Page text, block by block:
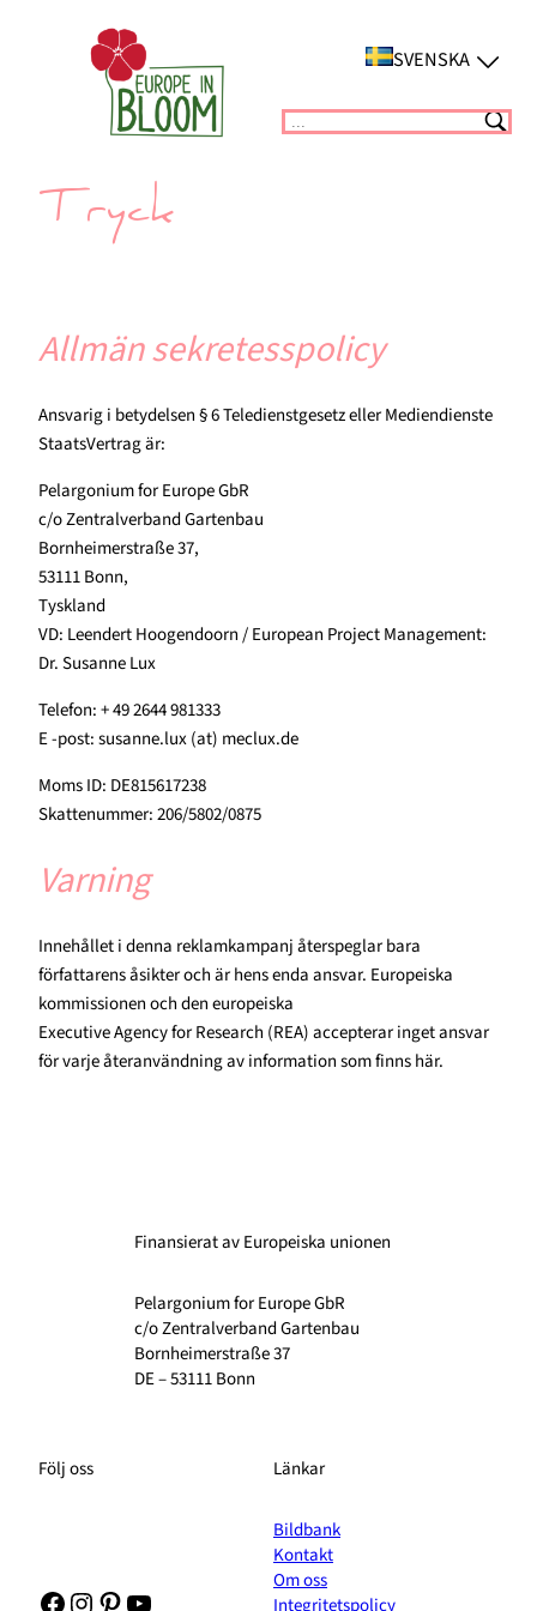
SVENSKA
Suchen
Tryck
Allmän sekretesspolicy
Ansvarig i betydelsen § 6 Teledienstgesetz eller Mediendienste
StaatsVertrag är:
Pelargonium for Europe GbR
c/o Zentralverband Gartenbau
Bornheimerstraße 37,
53111 Bonn,
Tyskland
VD: Leendert Hoogendoorn / European Project Management:
Dr. Susanne Lux
Telefon: + 49 2644 981333
E -post: susanne.lux (at) meclux.de
Moms ID: DE815617238
Skattenummer: 206/5802/0875
Varning
Innehållet i denna reklamkampanj återspeglar bara
författarens åsikter och är hens enda ansvar. Europeiska
kommissionen och den europeiska
Executive Agency for Research (REA) accepterar inget ansvar
för varje återanvändning av information som finns här.
Finansierat av Europeiska unionen
Pelargonium for Europe GbR
c/o Zentralverband Gartenbau
Bornheimerstraße 37
DE – 53111 Bonn
Följ oss
Facebook
Instagram
Pinterest
YouTube
Länkar
Bildbank
Kontakt
Om oss